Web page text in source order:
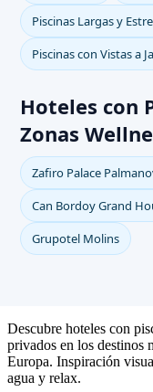
Piscinas Largas y
Piscinas con Vistas a
Hoteles con
Zonas
Zafiro Palace
Can Bordoy Grand
Grupotel Molins
Descubre hoteles con
privados en los destinos
Europa. Inspiración
agua y relax.